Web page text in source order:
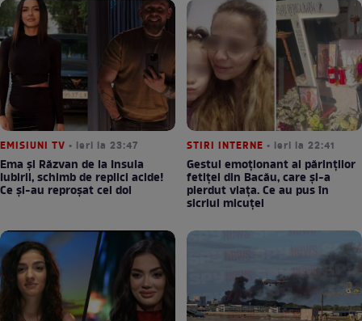
EMISIUNI TV • ieri la 23:47
Ema și Răzvan de la Insula
Iubirii, schimb de replici acide!
Ce și-au reproșat cei doi
STIRI INTERNE • ieri la 22:41
Gestul emoționant al părinților
fetiței din Bacău, care și-a
pierdut viața. Ce au pus în
sicriul micuței